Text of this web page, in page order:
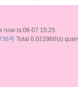
now is:08-07 15:25
号 Total 0.022966(s)